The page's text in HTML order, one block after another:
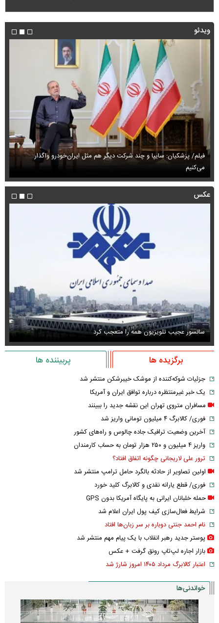
ویدئو
فیلم/ پزشکیان: سایپا و چند شرکت دیگر هم مثل ایران‌خودرو واگذار
می‌کنیم
عکس
سانسور عجیب تلویزیون همه را متعجب کرد
برگزیده ها پربیننده ها
جزئیات شوکه‌کننده از موشک خیبرشکن منتشر شد
یک خبر غیرمنتظره درباره توافق ایران و آمریکا
مسافران متروی تهران این نقشه جدید را ببینند
فوری/ کالابرگ ۴ میلیون تومانی واریز شد
آخرین وضعیت ترافیک جاده چالوس و راه‌های کشور
واریز ۴ میلیون و ۲۵۰ هزار تومان به حساب کارمندان
ترور علی لاریجانی چگونه اتفاق افتاد؟
اولین تصاویر از حادثه بالگرد حامل ترامپ منتشر شد
فوری/ قطع یارانه نقدی و کالابرگ کلید خورد
حمله خلبانان ایرانی به پایگاه آمریکا بدون GPS
شرایط فعال‌سازی کیف پول ایران اعلام شد
نام احمد جنتی دوباره بر سر زبان‌ها افتاد
پوستر جدید رهبر انقلاب با یک پیام مهم منتشر شد
بازار اجاره لپ‌تاپ رونق گرفت + عکس
اعتبار کالابرگ مرداد ۱۴۰۵ امروز شارژ شد
خواندنی‌ها